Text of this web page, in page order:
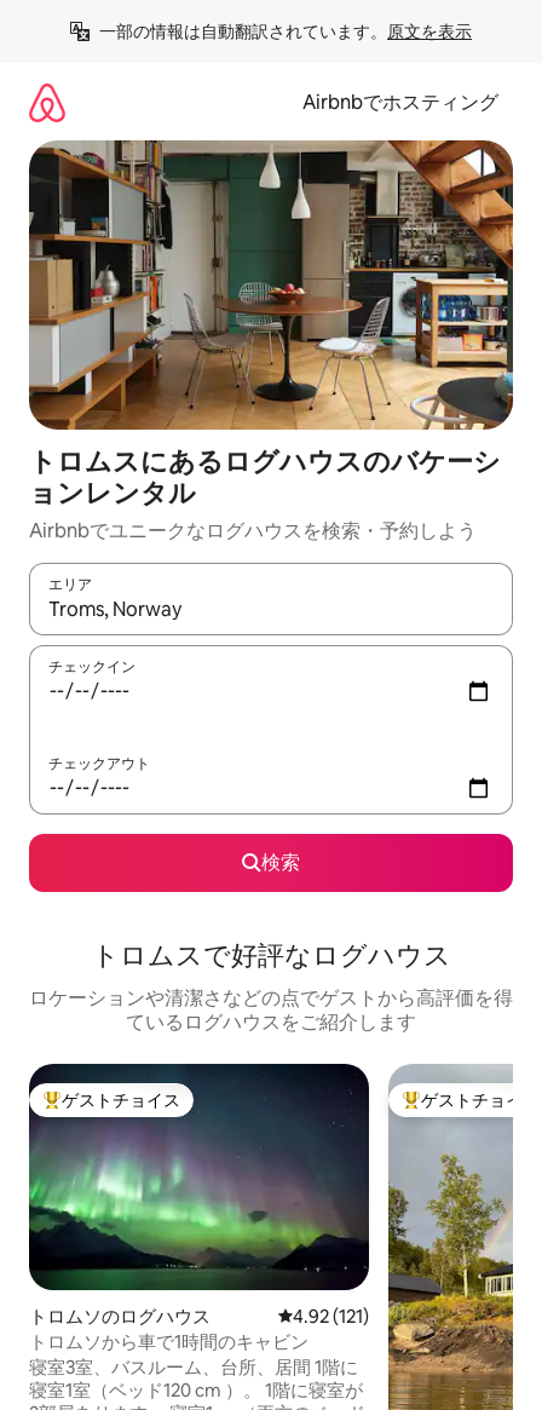
一部の情報は自動翻訳されています。 原文を表示
Airbnbでホスティング
トロムスにあるログハウスのバケーシ
ョンレンタル
Airbnbでユニークなログハウスを検索・予約しよう
エリア
検索結果が表示されたら、上下の矢印キーを使って移動するか
チェックイン
チェックアウト
検索
トロムスで好評なログハウス
ロケーションや清潔さなどの点でゲストから高評価を得
ているログハウスをご紹介します
大好評のゲストチョイスです。
ゲストチョイス
トロムソのログハウス レビュー121件、5つ星中4.92つ
4.92 (121)
トロムソから車で1時間のキャビン
寝室3室、バスルーム、台所、居間 1階に
寝室1室（ベッド120 cm ）。 1階に寝室が
大好評のゲスト
ゲストチョイス